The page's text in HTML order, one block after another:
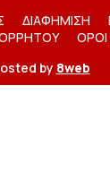
ΔΙΑΦΗΜΙΣΗ
by 8web